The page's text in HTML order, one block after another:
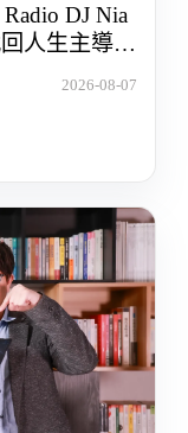
DJ Nia
人生主導權
2026-08-07